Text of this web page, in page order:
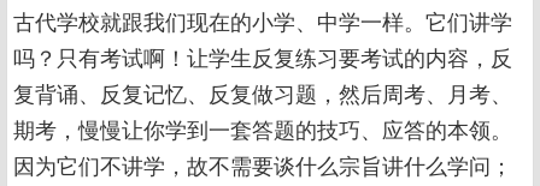
古代学校就跟我们现在的小学、中学一样。它们讲学
吗？只有考试啊！让学生反复练习要考试的内容，反
复背诵、反复记忆、反复做习题，然后周考、月考、
期考，慢慢让你学到一套答题的技巧、应答的本领。
因为它们不讲学，故不需要谈什么宗旨讲什么学问；